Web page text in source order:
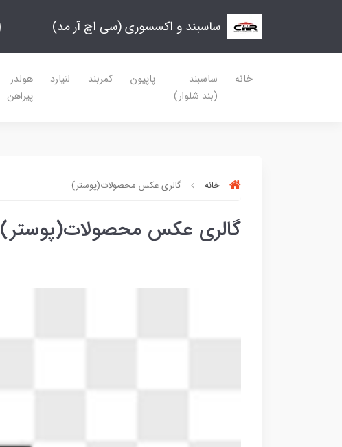
ساسبند و اکسسوری (سی اچ آر مد)
خانه
ساسبند
(بند شلوار)
پاپیون کمربند لنیارد
هولدر
پیراهن
خانه گالری عکس محصولات(پوستر)
گالری عکس محصولات(پوستر)